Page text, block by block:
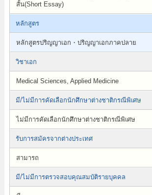
สั้น(Short Essay)
หลักสูตร
หลักสูตรปริญญาเอก・ปริญญาเอกภาคปลาย
วิชาเอก
Medical Sciences, Applied Medicine
มี/ไม่มีการคัดเลือกนักศึกษาต่างชาติกรณีพิเศษ
ไม่มีการคัดเลือกนักศึกษาต่างชาติกรณีพิเศษ
รับการสมัครจากต่างประเทศ
สามารถ
มี/ไม่มีการตรวจสอบคุณสมบัติรายบุคคล